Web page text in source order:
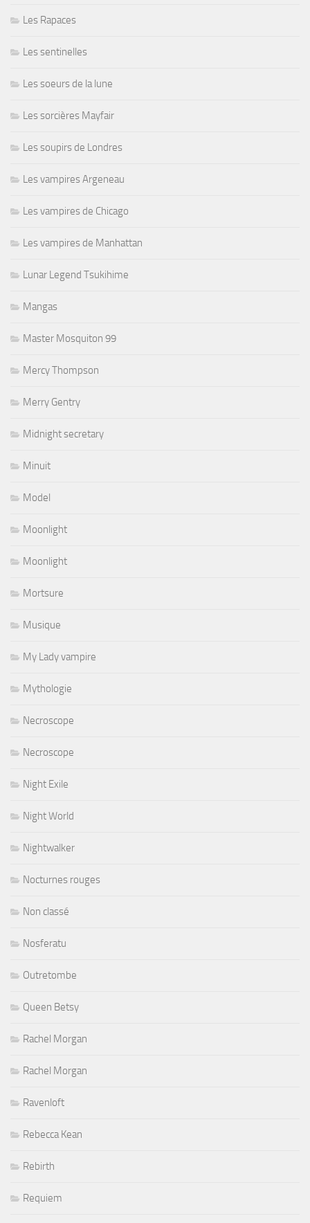
Les Rapaces
Les sentinelles
Les soeurs de la lune
Les sorcières Mayfair
Les soupirs de Londres
Les vampires Argeneau
Les vampires de Chicago
Les vampires de Manhattan
Lunar Legend Tsukihime
Mangas
Master Mosquiton 99
Mercy Thompson
Merry Gentry
Midnight secretary
Minuit
Model
Moonlight
Moonlight
Mortsure
Musique
My Lady vampire
Mythologie
Necroscope
Necroscope
Night Exile
Night World
Nightwalker
Nocturnes rouges
Non classé
Nosferatu
Outretombe
Queen Betsy
Rachel Morgan
Rachel Morgan
Ravenloft
Rebecca Kean
Rebirth
Requiem